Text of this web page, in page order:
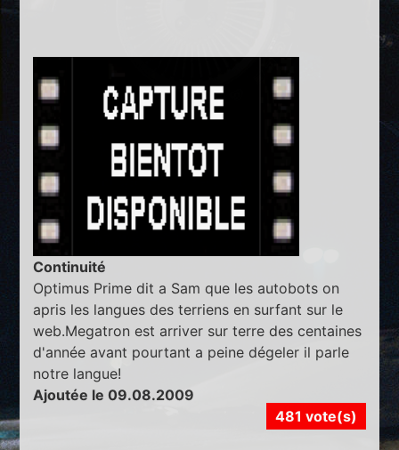
Continuité
Optimus Prime dit a Sam que les autobots on
apris les langues des terriens en surfant sur le
web.Megatron est arriver sur terre des centaines
d'année avant pourtant a peine dégeler il parle
notre langue!
Ajoutée le 09.08.2009
481 vote(s)